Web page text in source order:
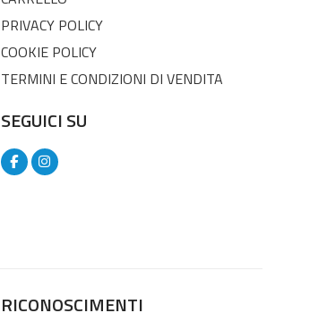
PRIVACY POLICY
COOKIE POLICY
TERMINI E CONDIZIONI DI VENDITA
SEGUICI SU
RICONOSCIMENTI